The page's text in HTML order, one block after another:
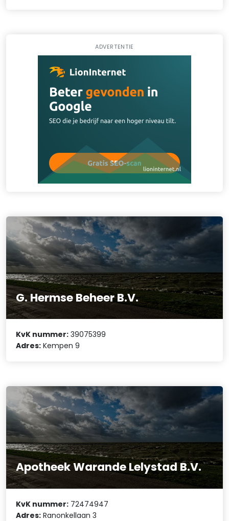
ADVERTENTIE
G. Hermse Beheer B.V.
KvK nummer: 39075399
Adres: Kempen 9
Apotheek Warande Lelystad B.V.
KvK nummer: 72474947
Adres: Ranonkellaan 3